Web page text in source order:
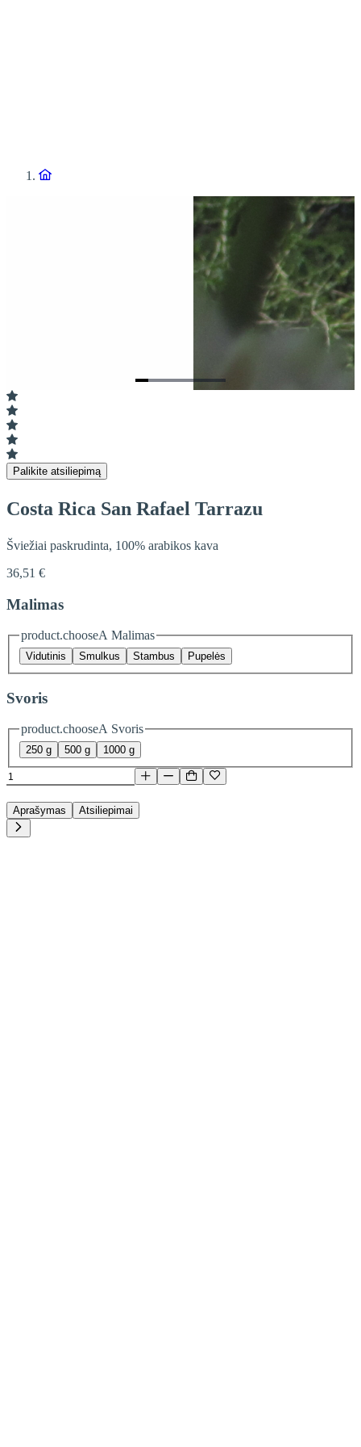
Item
1
of
7
Palikite atsiliepimą
Costa Rica San Rafael Tarrazu
Šviežiai paskrudinta, 100% arabikos kava
36,51 €
Malimas
product.chooseA Malimas
Vidutinis Smulkus Stambus Pupelės
Svoris
product.chooseA Svoris
250 g 500 g 1000 g
Aprašymas Atsiliepimai